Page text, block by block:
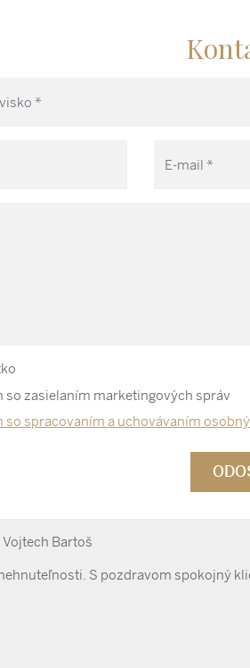
so zasielaním marketingových správ
so spracovaním a uchovávaním
Bartoš
S pozdravom spokojný